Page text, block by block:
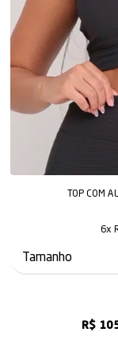
TOP COM
6x
R$